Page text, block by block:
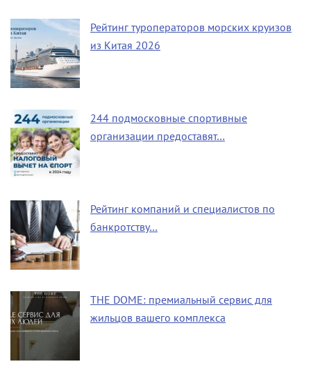
Рейтинг туроператоров морских круизов
из Китая 2026
244 подмосковные спортивные
организации предоставят…
Рейтинг компаний и специалистов по
банкротству…
THE DOME: премиальный сервис для
жильцов вашего комплекса